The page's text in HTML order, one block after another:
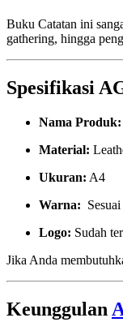
Buku Catatan ini
gathering, hingga
Spesifikasi
Nama Produk:
Material:
Ukuran: A4
Warna:
Logo: Sudah
Jika Anda
Keunggulan